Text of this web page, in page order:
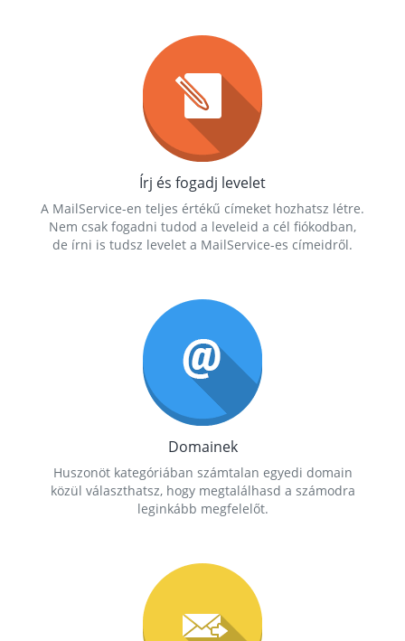
Írj és fogadj levelet
A MailService-en teljes értékű címeket hozhatsz létre.
Nem csak fogadni tudod a leveleid a cél fiókodban,
de írni is tudsz levelet a MailService-es címeidről.
Domainek
Huszonöt kategóriában számtalan egyedi domain
közül választhatsz, hogy megtalálhasd a számodra
leginkább megfelelőt.